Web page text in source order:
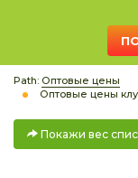
Path: Оптовые цены
Оптовые цены
Покажи вес